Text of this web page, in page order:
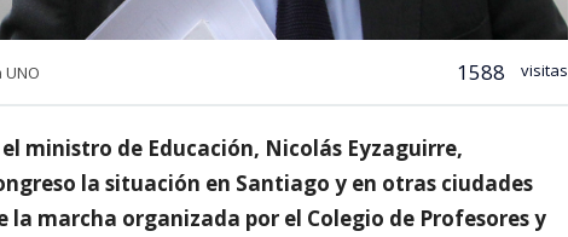
1588 visitas
ministro de Educación, Nicolás Eyzaguirre,
la situación en Santiago y en otras ciudades
la marcha organizada por el Colegio de Profesores y